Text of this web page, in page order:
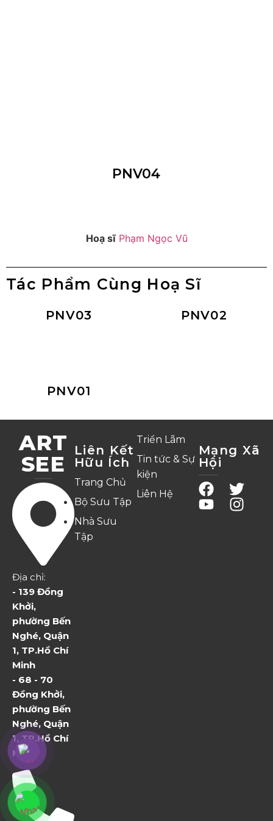
PNV04
Hoạ sĩ Phạm Ngọc Vũ
Tác Phẩm Cùng Hoạ Sĩ
PNV03 PNV02
PNV01
ART
SEE
Địa chỉ:
- 139 Đồng
Khởi,
phường Bến
Nghé, Quận
1, TP.Hồ Chí
Minh
- 68 - 70
Đồng Khởi,
phường Bến
Nghé, Quận
1, TP.Hồ Chí
Minh
Liên Kết
Hữu Ích
Trang Chủ
Bộ Sưu Tập
Nhà Sưu
Tập
Triển Lãm
Tin tức & Sự
kiện
Liên Hệ
Mạng Xã
Hội